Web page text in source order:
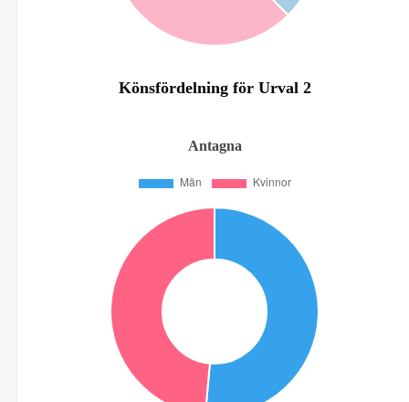
Könsfördelning för Urval 2
Antagna